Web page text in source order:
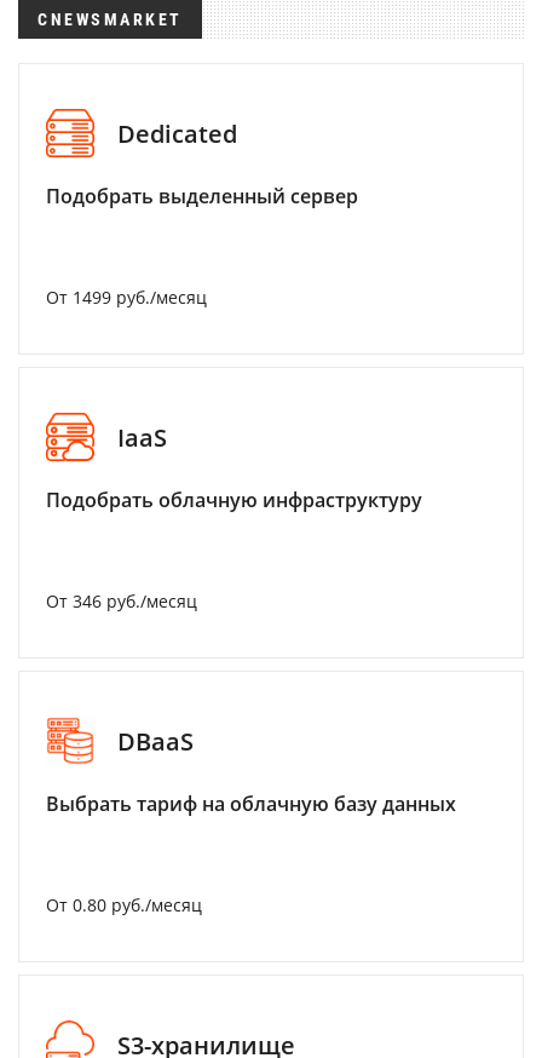
CNEWSMARKET
Dedicated
Подобрать выделенный сервер
От 1499 руб./месяц
IaaS
Подобрать облачную инфраструктуру
От 346 руб./месяц
DBaaS
Выбрать тариф на облачную базу данных
От 0.80 руб./месяц
S3-хранилище